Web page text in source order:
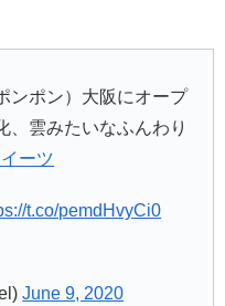
ンポン）大阪にオープ
、雲みたいなふんわり
ーツ
t.co/pemdHvyCi0
June 9, 2020